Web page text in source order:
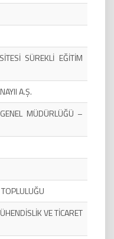
SÜREKLİ EĞİTİM
A.Ş.
MÜDÜRLÜĞÜ –
VE TİCARET